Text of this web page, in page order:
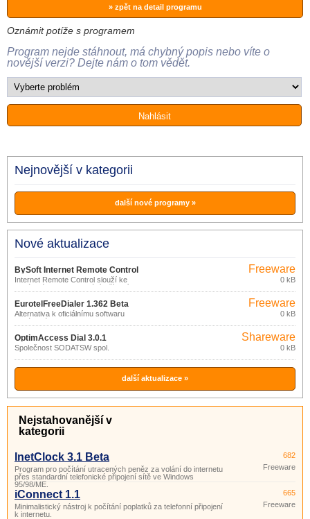
» zpět na detail programu
Oznámit potíže s programem
Program nejde stáhnout, má chybný popis nebo víte o
novější verzi? Dejte nám o tom vědět.
Nejnovější v kategorii
další nové programy »
Nové aktualizace
BySoft Internet Remote Control
2.6.4.271
Internet Remote Control slouží ke
vzdálenému monitorování a řízení
vytáčeného připojení k síti.
Freeware
0 kB
EurotelFreeDialer 1.362 Beta
Alternativa k oficiálnímu softwaru
dodávaného s modemem CDMA.
Freeware
0 kB
OptimAccess Dial 3.0.1
Společnost SODATSW spol.
Shareware
0 kB
další aktualizace »
Nejstahovanější v
kategorii
InetClock 3.1 Beta
Program pro počítání utracených peněz za volání do internetu
přes standardní telefonické připojení sítě ve Windows
95/98/ME.
682
Freeware
iConnect 1.1
Minimalistický nástroj k počítání poplatků za telefonní připojení
k internetu.
665
Freeware